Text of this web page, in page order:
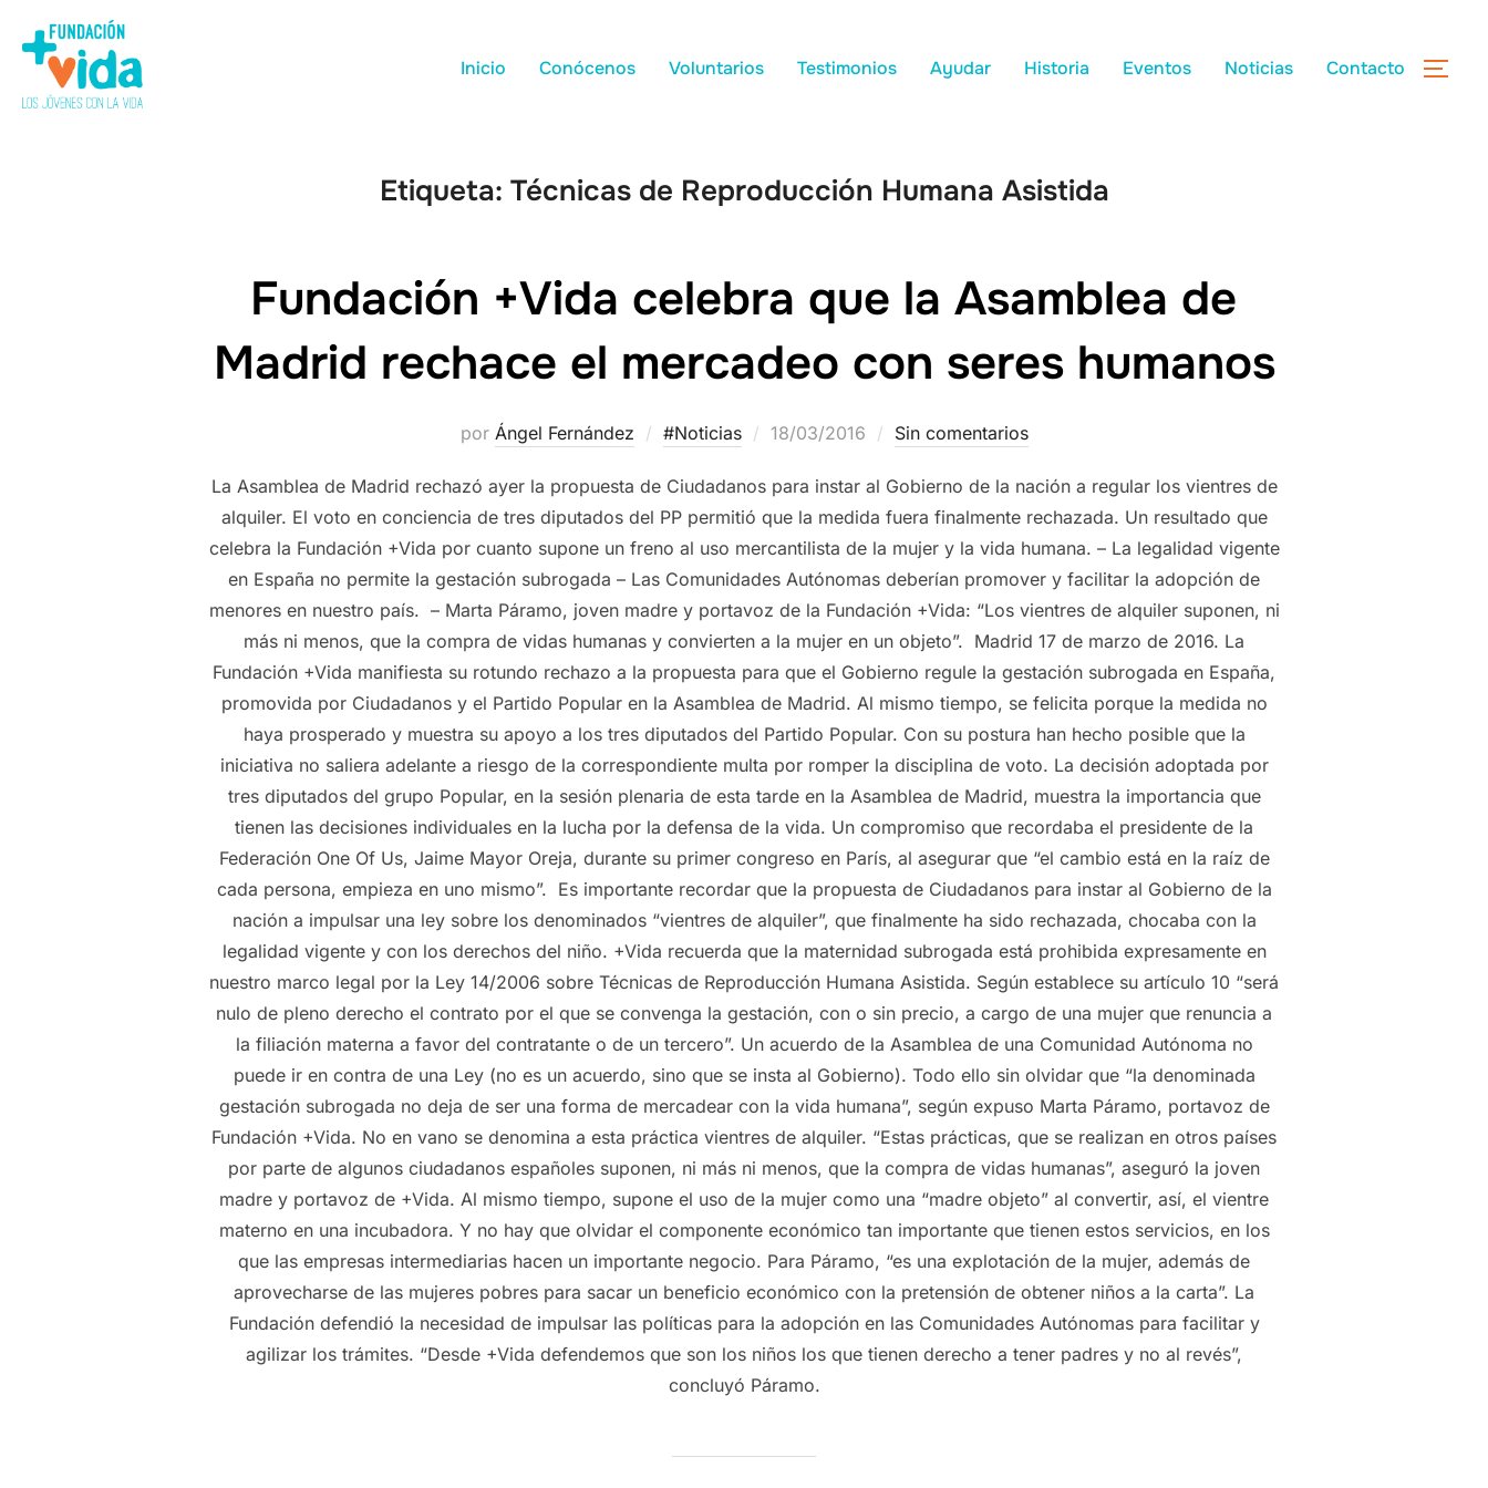
Inicio Conócenos Voluntarios Testimonios Ayudar Historia Eventos Noticias Contacto
Etiqueta: Técnicas de Reproducción Humana Asistida
Fundación +Vida celebra que la Asamblea de
Madrid rechace el mercadeo con seres humanos
por Ángel Fernández #Noticias 18/03/2016 Sin comentarios
La Asamblea de Madrid rechazó ayer la propuesta de Ciudadanos para instar al Gobierno de la nación a regular los vientres de
alquiler. El voto en conciencia de tres diputados del PP permitió que la medida fuera finalmente rechazada. Un resultado que
celebra la Fundación +Vida por cuanto supone un freno al uso mercantilista de la mujer y la vida humana. – La legalidad vigente
en España no permite la gestación subrogada – Las Comunidades Autónomas deberían promover y facilitar la adopción de
menores en nuestro país. – Marta Páramo, joven madre y portavoz de la Fundación +Vida: “Los vientres de alquiler suponen, ni
más ni menos, que la compra de vidas humanas y convierten a la mujer en un objeto”. Madrid 17 de marzo de 2016. La
Fundación +Vida manifiesta su rotundo rechazo a la propuesta para que el Gobierno regule la gestación subrogada en España,
promovida por Ciudadanos y el Partido Popular en la Asamblea de Madrid. Al mismo tiempo, se felicita porque la medida no
haya prosperado y muestra su apoyo a los tres diputados del Partido Popular. Con su postura han hecho posible que la
iniciativa no saliera adelante a riesgo de la correspondiente multa por romper la disciplina de voto. La decisión adoptada por
tres diputados del grupo Popular, en la sesión plenaria de esta tarde en la Asamblea de Madrid, muestra la importancia que
tienen las decisiones individuales en la lucha por la defensa de la vida. Un compromiso que recordaba el presidente de la
Federación One Of Us, Jaime Mayor Oreja, durante su primer congreso en París, al asegurar que “el cambio está en la raíz de
cada persona, empieza en uno mismo”. Es importante recordar que la propuesta de Ciudadanos para instar al Gobierno de la
nación a impulsar una ley sobre los denominados “vientres de alquiler”, que finalmente ha sido rechazada, chocaba con la
legalidad vigente y con los derechos del niño. +Vida recuerda que la maternidad subrogada está prohibida expresamente en
nuestro marco legal por la Ley 14/2006 sobre Técnicas de Reproducción Humana Asistida. Según establece su artículo 10 “será
nulo de pleno derecho el contrato por el que se convenga la gestación, con o sin precio, a cargo de una mujer que renuncia a
la filiación materna a favor del contratante o de un tercero”. Un acuerdo de la Asamblea de una Comunidad Autónoma no
puede ir en contra de una Ley (no es un acuerdo, sino que se insta al Gobierno). Todo ello sin olvidar que “la denominada
gestación subrogada no deja de ser una forma de mercadear con la vida humana”, según expuso Marta Páramo, portavoz de
Fundación +Vida. No en vano se denomina a esta práctica vientres de alquiler. “Estas prácticas, que se realizan en otros países
por parte de algunos ciudadanos españoles suponen, ni más ni menos, que la compra de vidas humanas”, aseguró la joven
madre y portavoz de +Vida. Al mismo tiempo, supone el uso de la mujer como una “madre objeto” al convertir, así, el vientre
materno en una incubadora. Y no hay que olvidar el componente económico tan importante que tienen estos servicios, en los
que las empresas intermediarias hacen un importante negocio. Para Páramo, “es una explotación de la mujer, además de
aprovecharse de las mujeres pobres para sacar un beneficio económico con la pretensión de obtener niños a la carta”. La
Fundación defendió la necesidad de impulsar las políticas para la adopción en las Comunidades Autónomas para facilitar y
agilizar los trámites. “Desde +Vida defendemos que son los niños los que tienen derecho a tener padres y no al revés”,
concluyó Páramo.